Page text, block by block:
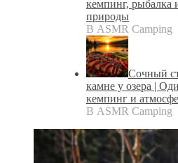
кемпинг, рыбалка
природы
В ASMR Camping
Сочный
камне у озера |
кемпинг и
В ASMR Camping